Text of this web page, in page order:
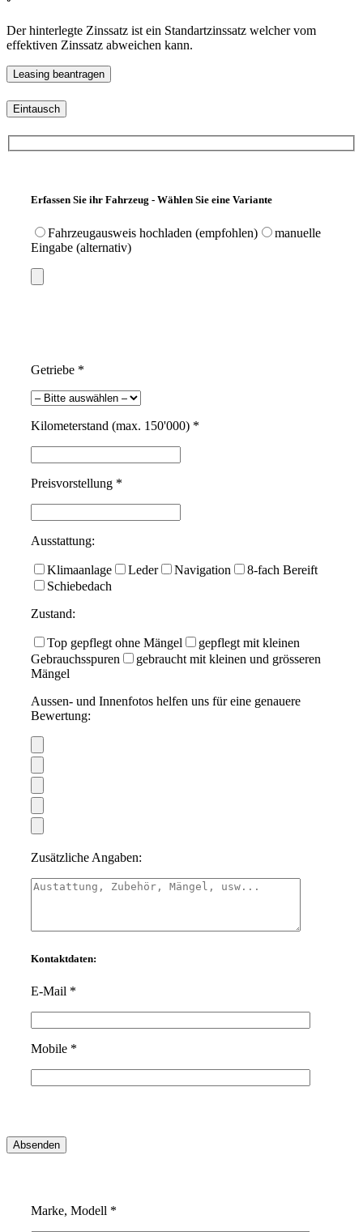
Der hinterlegte Zinssatz ist ein Standartzinssatz welcher vom
effektiven Zinssatz abweichen kann.
Eintausch
Erfassen Sie ihr Fahrzeug - Wählen Sie eine Variante
Fahrzeugausweis hochladen (empfohlen)
manuelle
Eingabe (alternativ)
Getriebe *
Kilometerstand (max. 150'000) *
Preisvorstellung *
Ausstattung:
Klimaanlage Leder Navigation
8-fach Bereift
Schiebedach
Zustand:
Top gepflegt ohne Mängel
gepflegt mit kleinen
Gebrauchsspuren
gebraucht mit kleinen und grösseren
Mängel
Aussen- und Innenfotos helfen uns für eine genauere
Bewertung:
Zusätzliche Angaben:
Kontaktdaten:
E-Mail *
Mobile *
Marke, Modell *